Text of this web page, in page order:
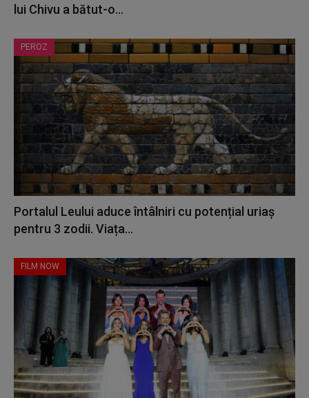
lui Chivu a bătut-o...
PEROZ
Portalul Leului aduce întâlniri cu potențial uriaș
pentru 3 zodii. Viața...
FILM NOW